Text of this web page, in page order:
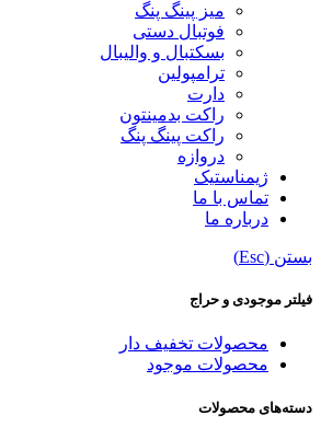
میز پینگ پنگ
فوتبال دستی
بسکتبال و والیبال
ترامپولین
دارت
راکت بدمینتون
راکت پینگ پنگ
دروازه
ژیمناستیک
تماس با ما
درباره ما
بستن (Esc)
فیلتر موجودی و حراج
محصولات تخفیف دار
محصولات موجود
دسته‌های محصولات